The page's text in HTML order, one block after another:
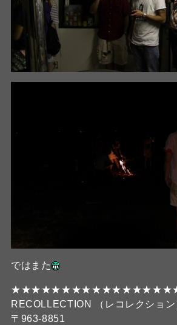
ではまた
RECOLLECTION （レコレクション
〒963-8851